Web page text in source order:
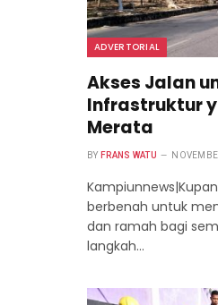
ADVERTORIAL
Akses Jalan
Infrastruktur
Merata
BY FRANS WATU
berbenah untuk
dan ramah bagi
langkah…